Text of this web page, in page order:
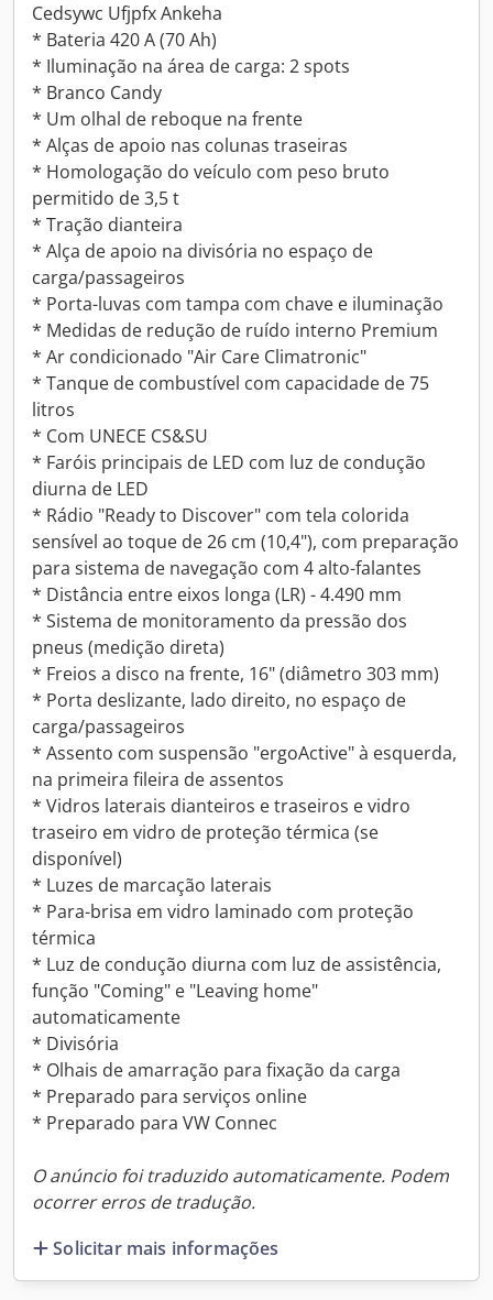
Cedsywc Ufjpfx Ankeha
* Bateria 420 A (70 Ah)
* Iluminação na área de carga: 2 spots
* Branco Candy
* Um olhal de reboque na frente
* Alças de apoio nas colunas traseiras
* Homologação do veículo com peso bruto
permitido de 3,5 t
* Tração dianteira
* Alça de apoio na divisória no espaço de
carga/passageiros
* Porta-luvas com tampa com chave e iluminação
* Medidas de redução de ruído interno Premium
* Ar condicionado "Air Care Climatronic"
* Tanque de combustível com capacidade de 75
litros
* Com UNECE CS&SU
* Faróis principais de LED com luz de condução
diurna de LED
* Rádio "Ready to Discover" com tela colorida
sensível ao toque de 26 cm (10,4"), com preparação
para sistema de navegação com 4 alto-falantes
* Distância entre eixos longa (LR) - 4.490 mm
* Sistema de monitoramento da pressão dos
pneus (medição direta)
* Freios a disco na frente, 16" (diâmetro 303 mm)
* Porta deslizante, lado direito, no espaço de
carga/passageiros
* Assento com suspensão "ergoActive" à esquerda,
na primeira fileira de assentos
* Vidros laterais dianteiros e traseiros e vidro
traseiro em vidro de proteção térmica (se
disponível)
* Luzes de marcação laterais
* Para-brisa em vidro laminado com proteção
térmica
* Luz de condução diurna com luz de assistência,
função "Coming" e "Leaving home"
automaticamente
* Divisória
* Olhais de amarração para fixação da carga
* Preparado para serviços online
* Preparado para VW Connec
O anúncio foi traduzido automaticamente. Podem
ocorrer erros de tradução.
Solicitar mais informações